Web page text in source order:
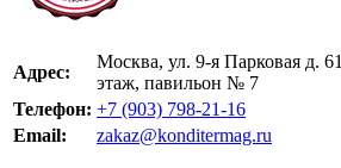
Адрес:
Москва, ул. 9-я Парковая д.
этаж, павильон № 7
Телефон: +7 (903) 798-21-16
Email:
zakaz@konditermag.ru